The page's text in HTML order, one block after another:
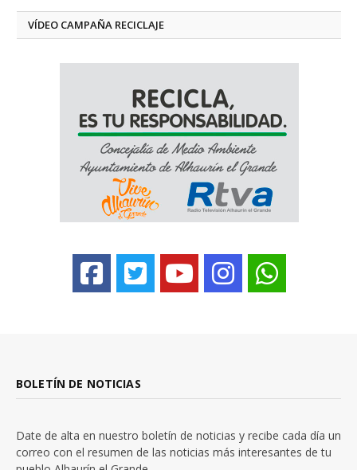
VÍDEO CAMPAÑA RECICLAJE
BOLETÍN DE NOTICIAS
Date de alta en nuestro boletín de noticias y recibe cada día un
correo con el resumen de las noticias más interesantes de tu